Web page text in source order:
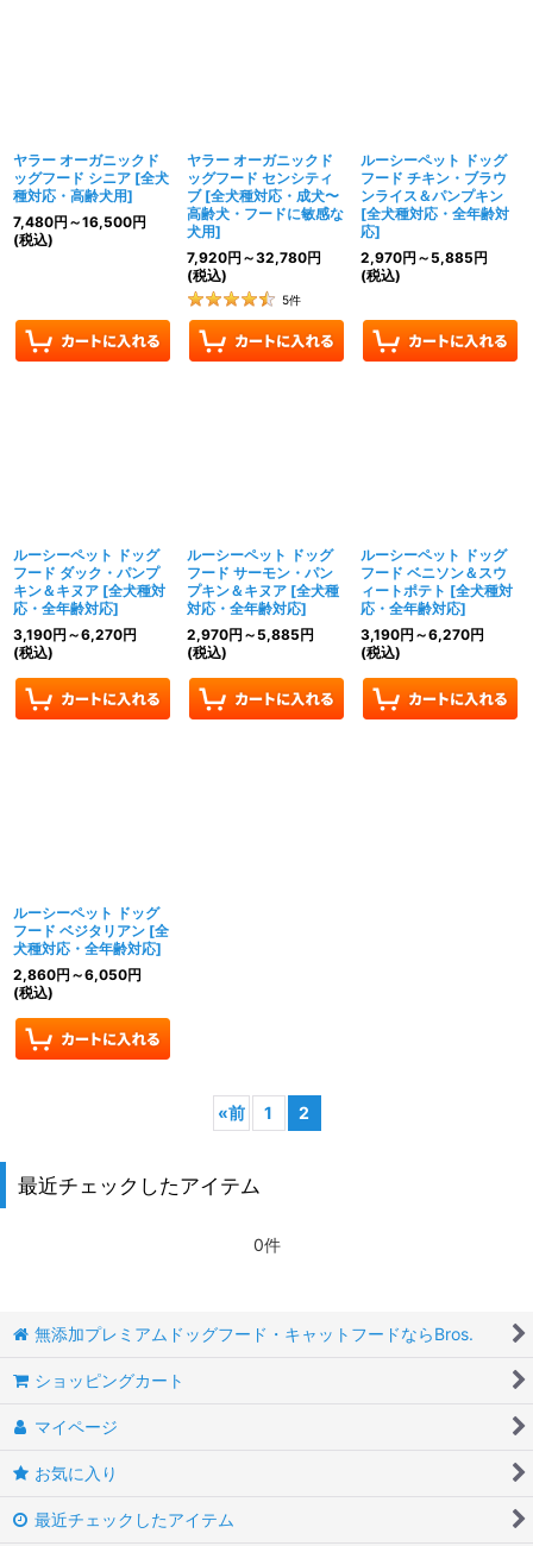
ヤラー オーガニックド
ッグフード シニア [全犬
種対応・高齢犬用]
7,480円 ～16,500円
(税込)
ヤラー オーガニックド
ッグフード センシティ
ブ [全犬種対応・成犬〜
高齢犬・フードに敏感な
犬用]
7,920円 ～32,780円
(税込)
5件
ルーシーペット ドッグ
フード チキン・ブラウ
ンライス＆パンプキン
[全犬種対応・全年齢対
応]
2,970円 ～5,885円
(税込)
ルーシーペット ドッグ
フード ダック・パンプ
キン＆キヌア [全犬種対
応・全年齢対応]
3,190円 ～6,270円
(税込)
ルーシーペット ドッグ
フード サーモン・パン
プキン＆キヌア [全犬種
対応・全年齢対応]
2,970円 ～5,885円
(税込)
ルーシーペット ドッグ
フード ベニソン＆スウ
ィートポテト [全犬種対
応・全年齢対応]
3,190円 ～6,270円
(税込)
ルーシーペット ドッグ
フード ベジタリアン [全
犬種対応・全年齢対応]
2,860円 ～6,050円
(税込)
«前 1 2
最近チェックしたアイテム
0件
無添加プレミアムドッグフード・キャットフードならBros.
ショッピングカート
マイページ
お気に入り
最近チェックしたアイテム